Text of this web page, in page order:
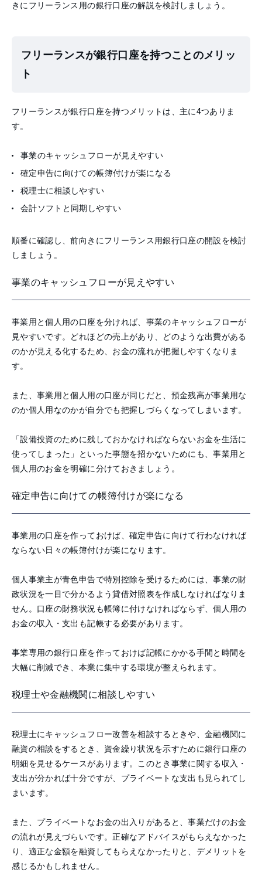
きにフリーランス用の銀行口座の解説を検討しましょう。
フリーランスが銀行口座を持つことのメリッ
ト
フリーランスが銀行口座を持つメリットは、主に4つありま
す。
事業のキャッシュフローが見えやすい
確定申告に向けての帳簿付けが楽になる
税理士に相談しやすい
会計ソフトと同期しやすい
順番に確認し、前向きにフリーランス用銀行口座の開設を検討
しましょう。
事業のキャッシュフローが見えやすい
事業用と個人用の口座を分ければ、事業のキャッシュフローが
見やすいです。どれほどの売上があり、どのような出費がある
のかが見える化するため、お金の流れが把握しやすくなりま
す。
また、事業用と個人用の口座が同じだと、預金残高が事業用な
のか個人用なのかが自分でも把握しづらくなってしまいます。
「設備投資のために残しておかなければならないお金を生活に
使ってしまった」といった事態を招かないためにも、事業用と
個人用のお金を明確に分けておきましょう。
確定申告に向けての帳簿付けが楽になる
事業用の口座を作っておけば、確定申告に向けて行わなければ
ならない日々の帳簿付けが楽になります。
個人事業主が青色申告で特別控除を受けるためには、事業の財
政状況を一目で分かるよう貸借対照表を作成しなければなりま
せん。口座の財務状況も帳簿に付けなければならず、個人用の
お金の収入・支出も記帳する必要があります。
事業専用の銀行口座を作っておけば記帳にかかる手間と時間を
大幅に削減でき、本業に集中する環境が整えられます。
税理士や金融機関に相談しやすい
税理士にキャッシュフロー改善を相談するときや、金融機関に
融資の相談をするとき、資金繰り状況を示すために銀行口座の
明細を見せるケースがあります。このとき事業に関する収入・
支出が分かれば十分ですが、プライベートな支出も見られてし
まいます。
また、プライベートなお金の出入りがあると、事業だけのお金
の流れが見えづらいです。正確なアドバイスがもらえなかった
り、適正な金額を融資してもらえなかったりと、デメリットを
感じるかもしれません。